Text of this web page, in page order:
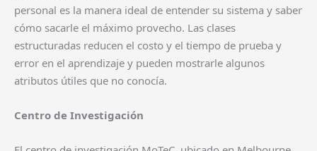
personal es la manera ideal de entender su sistema y saber
cómo sacarle el máximo provecho. Las clases
estructuradas reducen el costo y el tiempo de prueba y
error en el aprendizaje y pueden mostrarle algunos
atributos útiles que no conocía.
Centro de Investigación